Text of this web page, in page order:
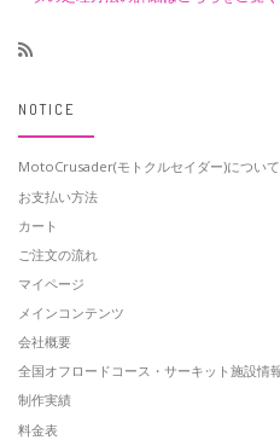
NOTICE
MotoCrusader(モトクルセイダー)について
お支払い方法
カート
ご注文の流れ
マイページ
メインコンテンツ
会社概要
全国オフロードコース・サーキット施設情
制作実績
料金表